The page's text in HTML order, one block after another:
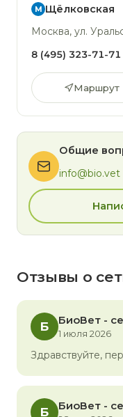
М Щёлковская
Москва, ул.
8 (495) 323-71-71
Маршрут
Общие
info@bio.vet
Отзывы о
Б БиоВет -
1 июля 2026
Здравствуйте,
Б БиоВет -